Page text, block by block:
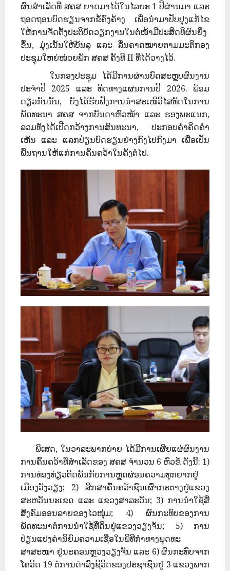
ຜົນສຳເລັດທີ່ ສຄສ ຍາດມາໄດ້ໃນໄລຍະ 1 ປີຜ່ານມາ ແລະ
ຖອດຖອນບົດຮຽນຈາກຂໍ້ຄົງຄ້າງ ເພື່ອນຳມາປັບປຸງແກ້ໄຂ
ໃຫ້ການຈັດຕັ້ງປະຕິບັດວຽກງານໃນຕໍ່ໜ້າມີປະສິດທິຜົນຍິ່ງ
ຂຶ້ນ, ມຸ່ງເນັ້ນໃຫ້ບັນລຸ ແລະ ລື່ນຄາດໝາຍຕາມມະຕິກອງ
ປະຊຸມໃຫຍ່ໜ່ວຍພັກ ສຄສ ຄັ້ງທີ II ທີ່ໄດ້ວາງໄວ້.
ໃນກອງປະຊຸມ ໄດ້ມີການຜ່ານບົດສະຫຼຸບຜົນງານ
ປະຈຳປີ 2025 ແລະ ທິດທາງແຜນການປີ 2026. ພ້ອມ
ດຽວກັນນັ້ນ, ຍັງໄດ້ຮັບຟັງການນຳສະເໜີວິໄສທັດໃນການ
ພັດທະນາ ສຄສ ຈາກບັນດາຫົວໜ້າ ແລະ ຮອງພະແນກ,
ລວມທັງໄດ້ເປີດກວ້າງການສົນທະນາ, ປະກອບຄຳຄິດຄຳ
ເຫັນ ແລະ ແລກປ່ຽນບົດຮຽນຢ່າງກົງໄປກົງມາ ເພື່ອເປັນ
ພື້ນຖານໃຫ້ແກ່ການຄົ້ນຄວ້າໃນຄັ້ງຕໍ່ໄປ.
ພິເສດ, ໃນວາລະພາກບ່າຍ ໄດ້ມີການເຜີຍແຜ່ຜົນງານ
ການຄົ້ນຄວ້າທີ່ສຳເລັດຂອງ ສຄສ ຈໍານວນ 6 ຫົວຂໍ້ ດັ່ງນີ້: 1)
ການທ່ອງທ່ຽວຕິດພັນກັບການຫຼຸດຜ່ອນຄວາມທຸກຍາກຢູ່
ເມືອງວັງວຽງ; 2) ສຶກສາຄົ້ນຄວ້າຊົນເຜົ່າກະຕາງຢູ່ແຂວງ
ສະຫວັນນະເຂດ ແລະ ແຂວງສາລະວັນ; 3) ການນຳໃຊ້ສື່
ສັງຄົມອອນລາຍຂອງໄວໜຸ່ມ; 4) ຜົນກະທົບຂອງການ
ພັດທະນາຕໍ່ການນຳໃຊ້ທີ່ດິນຢູ່ແຂວງວຽງຈັນ; 5) ການ
ປ່ຽນແປງຄ່ານິຍົມຄວາມເຊື່ອໃນພິທີກຳທາງພຸດທະ
ສາສະໜາ ຢູ່ນະຄອນຫຼວງວຽງຈັນ ແລະ 6) ຜົນກະທົບຈາກ
ໂຄວິດ 19 ຕໍ່ການດຳລົງຊີວິດຂອງປະຊາຊົນຢູ່ 3 ແຂວງພາກ